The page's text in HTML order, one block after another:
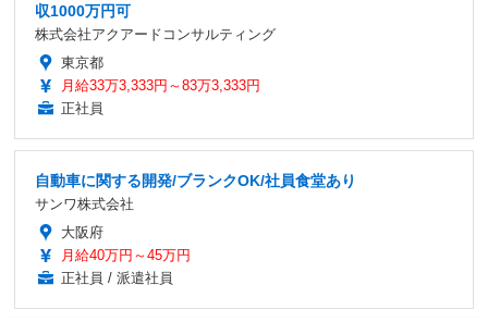
収1000万円可
株式会社アクアードコンサルティング
東京都
月給33万3,333円～83万3,333円
正社員
自動車に関する開発/ブランクOK/社員食堂あり
サンワ株式会社
大阪府
月給40万円～45万円
正社員 / 派遣社員